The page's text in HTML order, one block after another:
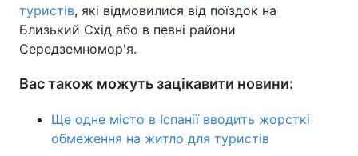
туристів, які відмовилися від поїздок на
Близький Схід або в певні райони
Середземномор'я.
Вас також можуть зацікавити новини:
Ще одне місто в Іспанії вводить жорсткі
обмеження на житло для туристів